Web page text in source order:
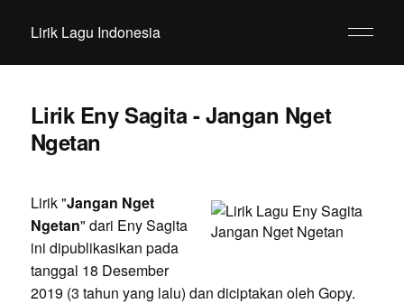
Lirik Lagu Indonesia
Lirik Eny Sagita - Jangan Nget
Ngetan
Lirik "Jangan Nget
Ngetan" dari Eny Sagita
ini dipublikasikan pada
tanggal 18 Desember
2019 (3 tahun yang lalu) dan diciptakan oleh Gopy.